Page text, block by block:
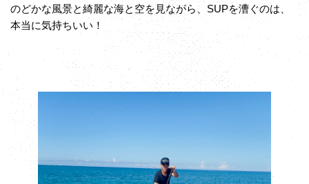
のどかな風景と綺麗な海と空を見ながら、SUPを漕ぐのは、
本当に気持ちいい！